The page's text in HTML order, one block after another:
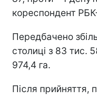
кореспондент
Передбачено
столиці з 83 тис.
974,4 га.
Після прийняття,